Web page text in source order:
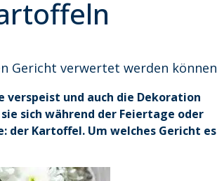
Gericht verwertet werden können
verspeist und auch die Dekoration
sich während der Feiertage oder
der Kartoffel. Um welches Gericht es